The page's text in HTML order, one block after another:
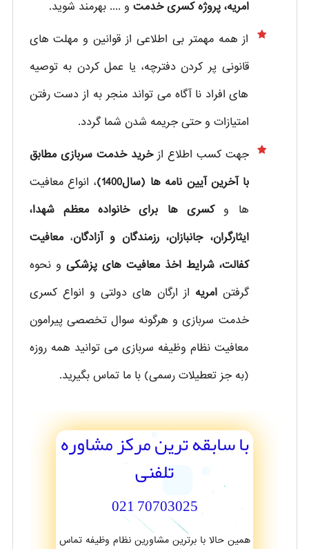
امریه، پروژه کسری خدمت و .... بهرمند شوید.
از همه مهمتر بی اطلاعی از قوانین و مهلت های
قانونی پر کردن دفترچه، یا عمل کردن به توصیه
های افراد نا آگاه می تواند منجر به از دست رفتن
امتیازات و حتی جریمه شدن شما گردد.
جهت کسب اطلاع از خرید خدمت سربازی مطابق
با آخرین آیین نامه ها (سال1400)
، انواع معافیت
ها و کسری ها برای خانواده معظم شهدا،
ایثارگران، جانبازان، رزمندگان و آزادگان،معافیت
کفالت، شرایط اخذ معافیت های پزشکی و نحوه
گرفتنامریه از ارگان های دولتی و انواع کسری
خدمت سربازی و هرگونه سوال تخصصی پیرامون
معافیت نظام وظیفه سربازی می توانید همه روزه
(به جز تعطیلات رسمی) با ما تماس بگیرید.
با سابقه ترین مرکز مشاوره
تلفنی
70703025 021
همین حالا با برترین مشاورین نظام وظیفه تماس